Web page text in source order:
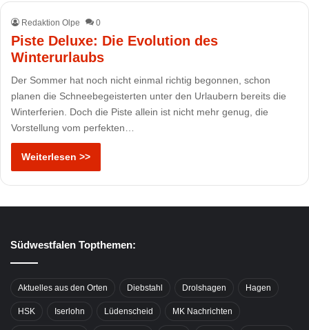
Redaktion Olpe 0
Piste Deluxe: Die Evolution des
Winterurlaubs
Der Sommer hat noch nicht einmal richtig begonnen, schon
planen die Schneebegeisterten unter den Urlaubern bereits die
Winterferien. Doch die Piste allein ist nicht mehr genug, die
Vorstellung vom perfekten…
Weiterlesen >>
Südwestfalen Topthemen:
Aktuelles aus den Orten Diebstahl Drolshagen Hagen
HSK Iserlohn Lüdenscheid MK Nachrichten